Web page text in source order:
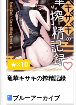
★×10 favorite_border
竜華キサキの搾精記録
ブルーアーカイブ